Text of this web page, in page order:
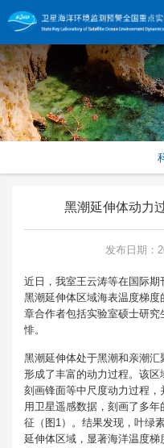
黑潮延伸体动力
发布日期：
近日，我室王云涛等在国际
黑潮延伸体区域海表温度梯
章合作者包括实验室硕士研
悱。
黑潮延伸体处于黑潮和亲潮汇
形成了丰富的动力过程。该
刻画锋面等中尺度动力过程，
用卫星遥感数据，刻画了多
征（图1）。结果发现，叶绿
延伸体区域，显著海洋温度梯